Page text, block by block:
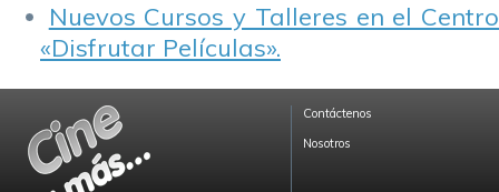
Nuevos Cursos y Talleres en el
«Disfrutar Películas».
Contáctenos
Nosotros